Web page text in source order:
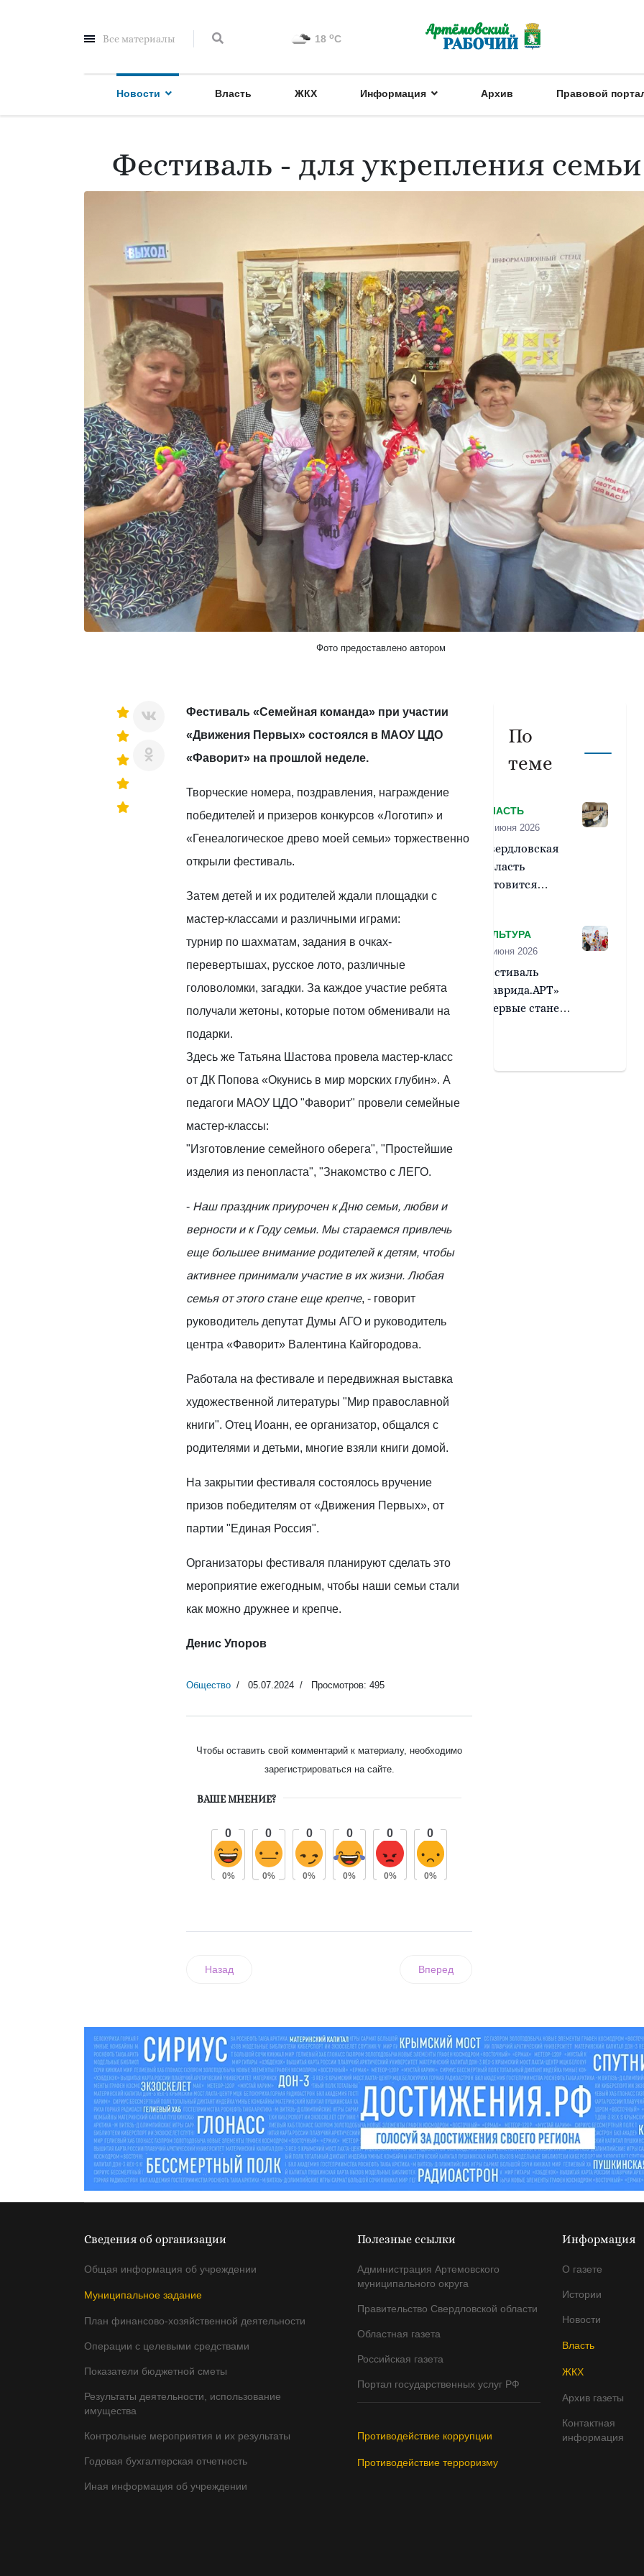
Все материалы 18 oC
Новости Власть ЖКХ Информация Архив Правовой
Фестиваль - для укрепления
Фото предоставлено автором
Фестиваль «Семейная команда» при участии
«Движения Первых» состоялся в МАОУ ЦДО
«Фаворит» на прошлой неделе.
Творческие номера, поздравления, награждение
победителей и призеров конкурсов «Логотип» и
«Генеалогическое древо моей семьи» торжественно
открыли фестиваль.
Затем детей и их родителей ждали площадки с
мастер-классами и различными играми:
турнир по шахматам, задания в очках-
перевертышах, русское лото, различные
головоломки, загадки. За каждое участие ребята
получали жетоны, которые потом обменивали на
подарки.
Здесь же Татьяна Шастова провела мастер-класс
от ДК Попова «Окунись в мир морских глубин». А
педагоги МАОУ ЦДО "Фаворит" провели семейные
мастер-классы:
"Изготовление семейного оберега", "Простейшие
изделия из пенопласта", "Знакомство с ЛЕГО.
- Наш праздник приурочен к Дню семьи, любви и
верности и к Году семьи. Мы стараемся привлечь
еще большее внимание родителей к детям, чтобы
активнее принимали участие в их жизни. Любая
семья от этого стане еще крепче, - говорит
руководитель депутат Думы АГО и руководитель
центра «Фаворит» Валентина Кайгородова.
Работала на фестивале и передвижная выставка
художественной литературы "Мир православной
книги". Отец Иоанн, ее организатор, общался с
родителями и детьми, многие взяли книги домой.
На закрытии фестиваля состоялось вручение
призов победителям от «Движения Первых», от
партии "Единая Россия".
Организаторы фестиваля планируют сделать это
мероприятие ежегодным, чтобы наши семьи стали
как можно дружнее и крепче.
Денис Упоров
Общество 05.07.2024 Просмотров: 495
Чтобы оставить свой комментарий к материалу, необходимо
зарегистрироваться на сайте.
ВАШЕ МНЕНИЕ?
0
0%
0
0%
0
0%
0
0%
0
0%
0
0%
Назад Вперед
По
теме
ВЛАСТЬ
30 июня 2026
Свердловская
область
готовится
фестиваль
православной
культуры
«Царские дни»
КУЛЬТУРА
18 июня 2026
Фестиваль
«Таврида.АРТ»
впервые станет
Сведения об организации
Общая информация об учреждении
Муниципальное задание
План финансово-хозяйственной деятельности
Операции с целевыми средствами
Показатели бюджетной сметы
Результаты деятельности, использование
имущества
Контрольные мероприятия и их результаты
Годовая бухгалтерская отчетность
Иная информация об учреждении
Полезные ссылки
Администрация Артемовского
муниципального округа
Правительство Свердловской области
Областная газета
Российская газета
Портал государственных услуг РФ
Противодействие коррупции
Противодействие терроризму
Информация
О газете
Истории
Новости
Власть
ЖКХ
Архив газеты
Контактная
информация